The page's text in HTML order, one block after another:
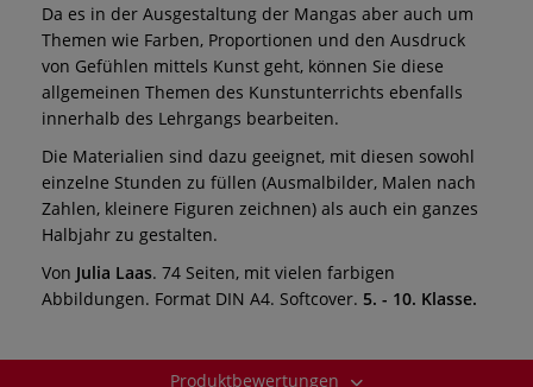
Da es in der Ausgestaltung der Mangas aber auch um
Themen wie Farben, Proportionen und den Ausdruck
von Gefühlen mittels Kunst geht, können Sie diese
allgemeinen Themen des Kunstunterrichts ebenfalls
innerhalb des Lehrgangs bearbeiten.
Die Materialien sind dazu geeignet, mit diesen sowohl
einzelne Stunden zu füllen (Ausmalbilder, Malen nach
Zahlen, kleinere Figuren zeichnen) als auch ein ganzes
Halbjahr zu gestalten.
Von Julia Laas. 74 Seiten, mit vielen farbigen
Abbildungen. Format DIN A4. Softcover. 5. - 10. Klasse.
Produktbewertungen